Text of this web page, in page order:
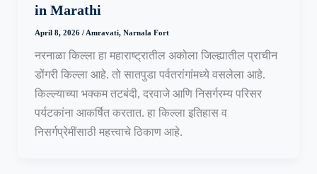
in Marathi
April 8, 2026 / Amravati, Narnala Fort
नरनाळा किल्ला हा महाराष्ट्रातील अकोला जिल्ह्यातील प्राचीन
डोंगरी किल्ला आहे. तो सातपुडा पर्वतरांगांमध्ये वसलेला आहे.
किल्ल्याच्या भक्कम तटबंदी, दरवाजे आणि निसर्गरम्य परिसर
पर्यटकांना आकर्षित करतात. हा किल्ला इतिहास व
निसर्गप्रेमींसाठी महत्त्वाचे ठिकाण आहे.